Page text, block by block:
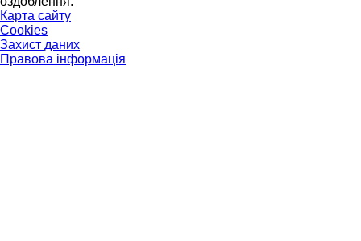
Карта сайту
Cookies
Захист даних
Правова інформація